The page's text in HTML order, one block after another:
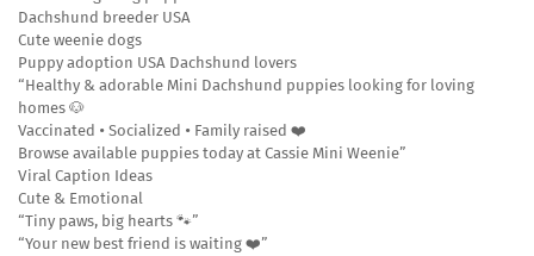
Dachshund breeder USA
Cute weenie dogs
Puppy adoption USA Dachshund lovers
“Healthy & adorable Mini Dachshund puppies looking for loving
homes 🐶
Vaccinated • Socialized • Family raised ❤️
Browse available puppies today at Cassie Mini Weenie”
Viral Caption Ideas
Cute & Emotional
“Tiny paws, big hearts 🐾”
“Your new best friend is waiting ❤️”